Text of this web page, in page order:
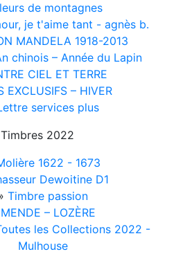
de montagnes
je t'aime tant - agnès b.
MANDELA 1918-2013
chinois – Année du Lapin
CIEL ET TERRE
EXCLUSIFS – HIVER
services plus
Timbres 2022
1622 - 1673
Dewoitine D1
Timbre passion
MENDE – LOZÈRE
les Collections 2022 -
Mulhouse